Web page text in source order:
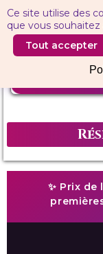
Ce site utilise des
que vous
Tout accepter
✨ Prix de